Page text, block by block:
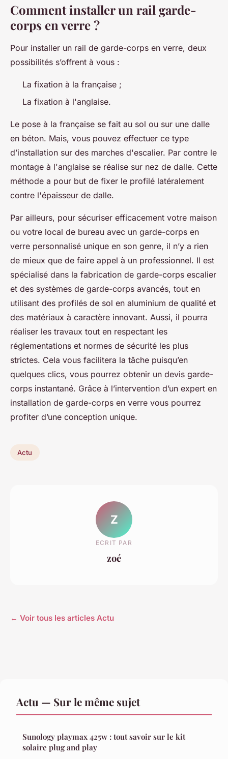
Comment installer un rail garde-
corps en verre ?
Pour installer un rail de garde-corps en verre, deux
possibilités s’offrent à vous :
La fixation à la française ;
La fixation à l'anglaise.
Le pose à la française se fait au sol ou sur une dalle
en béton. Mais, vous pouvez effectuer ce type
d’installation sur des marches d'escalier. Par contre le
montage à l'anglaise se réalise sur nez de dalle. Cette
méthode a pour but de fixer le profilé latéralement
contre l'épaisseur de dalle.
Par ailleurs, pour sécuriser efficacement votre maison
ou votre local de bureau avec un garde-corps en
verre personnalisé unique en son genre, il n’y a rien
de mieux que de faire appel à un professionnel. Il est
spécialisé dans la fabrication de garde-corps escalier
et des systèmes de garde-corps avancés, tout en
utilisant des profilés de sol en aluminium de qualité et
des matériaux à caractère innovant. Aussi, il pourra
réaliser les travaux tout en respectant les
réglementations et normes de sécurité les plus
strictes. Cela vous facilitera la tâche puisqu’en
quelques clics, vous pourrez obtenir un devis garde-
corps instantané. Grâce à l’intervention d’un expert en
installation de garde-corps en verre vous pourrez
profiter d’une conception unique.
Actu
Z
ECRIT PAR
zoé
← Voir tous les articles Actu
Actu — Sur le même sujet
Sunology playmax 425w : tout savoir sur le kit
solaire plug and play